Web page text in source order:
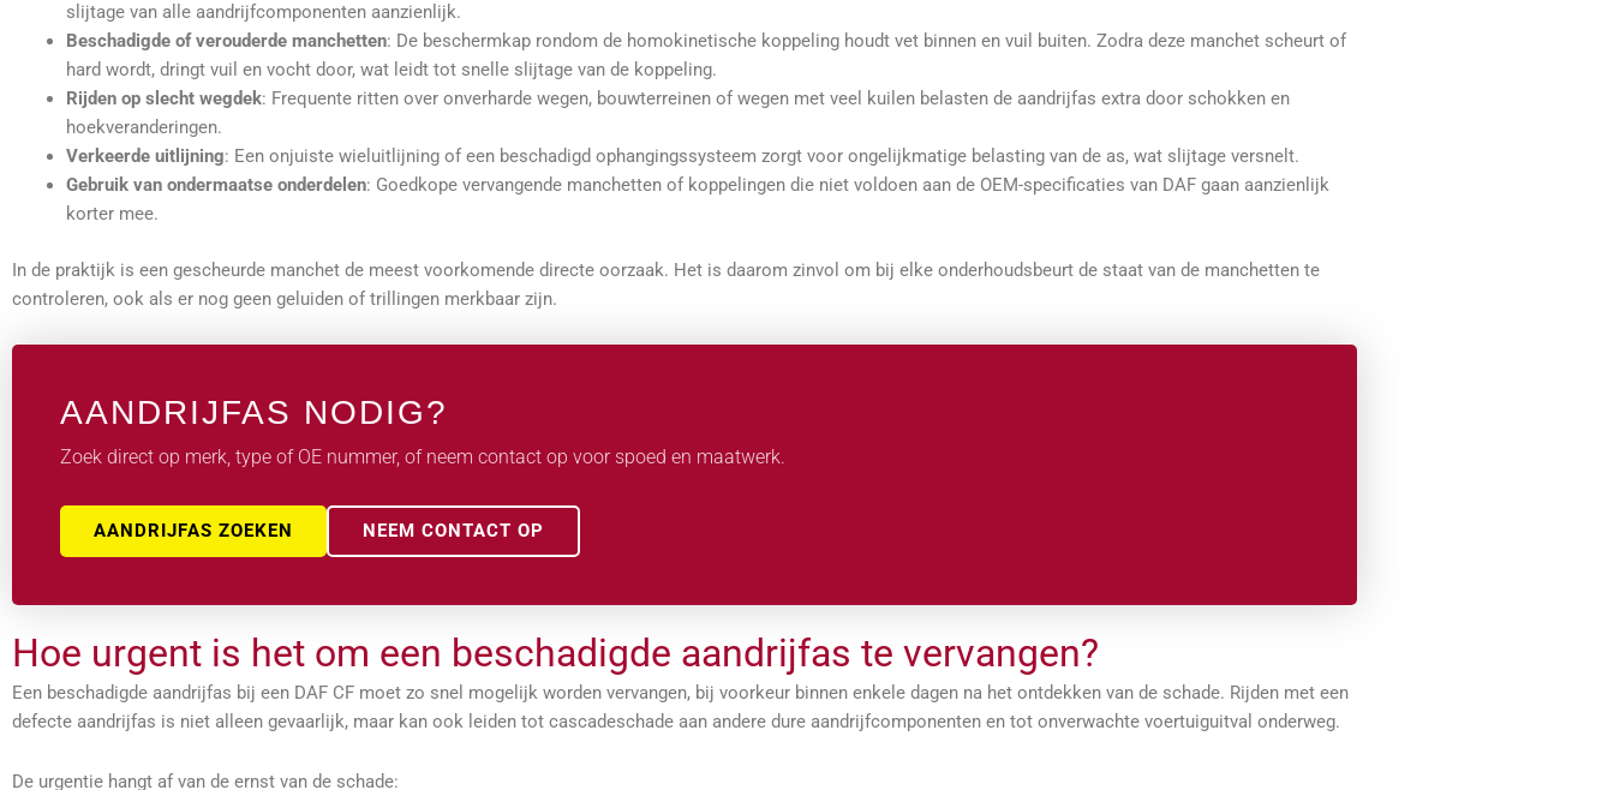
slijtage van alle aandrijfcomponenten aanzienlijk.
Beschadigde of verouderde manchetten: De beschermkap rondom de homokinetische koppeling houdt vet binnen en vuil buiten. Zodra deze manchet scheurt of
hard wordt, dringt vuil en vocht door, wat leidt tot snelle slijtage van de koppeling.
Rijden op slecht wegdek: Frequente ritten over onverharde wegen, bouwterreinen of wegen met veel kuilen belasten de aandrijfas extra door schokken en
hoekveranderingen.
Verkeerde uitlijning: Een onjuiste wieluitlijning of een beschadigd ophangingssysteem zorgt voor ongelijkmatige belasting van de as, wat slijtage versnelt.
Gebruik van ondermaatse onderdelen: Goedkope vervangende manchetten of koppelingen die niet voldoen aan de OEM-specificaties van DAF gaan aanzienlijk
korter mee.
In de praktijk is een gescheurde manchet de meest voorkomende directe oorzaak. Het is daarom zinvol om bij elke onderhoudsbeurt de staat van de manchetten te
controleren, ook als er nog geen geluiden of trillingen merkbaar zijn.
AANDRIJFAS NODIG?
Zoek direct op merk, type of OE nummer, of neem contact op voor spoed en maatwerk.
AANDRIJFAS ZOEKEN NEEM CONTACT OP
Hoe urgent is het om een beschadigde aandrijfas te vervangen?
Een beschadigde aandrijfas bij een DAF CF moet zo snel mogelijk worden vervangen, bij voorkeur binnen enkele dagen na het ontdekken van de schade. Rijden met een
defecte aandrijfas is niet alleen gevaarlijk, maar kan ook leiden tot cascadeschade aan andere dure aandrijfcomponenten en tot onverwachte voertuiguitval onderweg.
De urgentie hangt af van de ernst van de schade: